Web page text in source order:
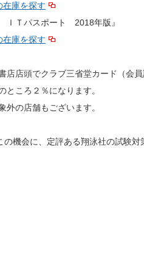
在庫を探す
ＩＴパスポート 2018年版』
在庫を探す
店店頭でクラブ三省堂カード（会
ところ２％になります。
の店舗もございます。
機会に、定評ある翔泳社の試験対